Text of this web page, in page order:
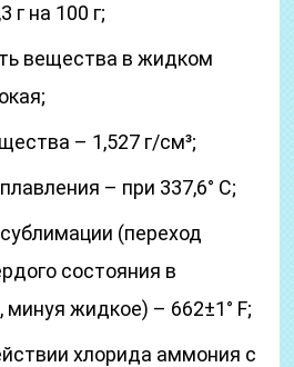
г на 100 г;
вещества в жидком
– 1,527 г/см³;
– при 337,6° C;
(переход
состояния в
минуя жидкое) – 662±1° F;
хлорида аммония с